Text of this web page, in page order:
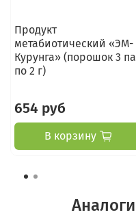
Продукт
метабиотический «ЭМ-
Курунга» (порошок 3
по 2 г)
654 руб
В корзину